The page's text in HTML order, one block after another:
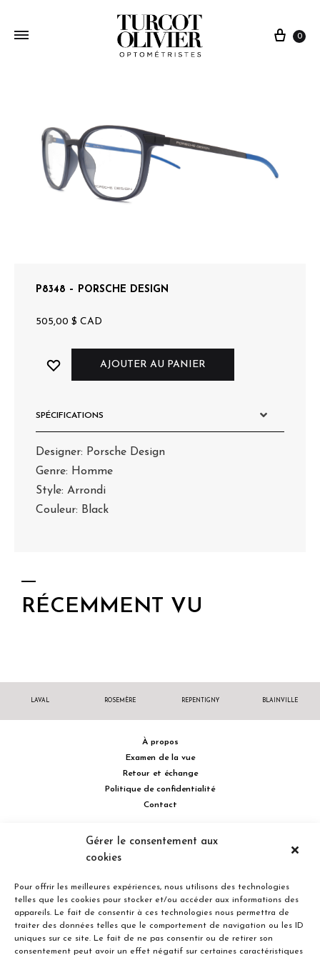
Gérer le consentement aux
cookies
Pour offrir les meilleures expériences, nous utilisons des technologies
telles que les cookies pour stocker et/ou accéder aux informations des
appareils. Le fait de consentir à ces technologies nous permettra de
traiter des données telles que le comportement de navigation ou les ID
uniques sur ce site. Le fait de ne pas consentir ou de retirer son
consentement peut avoir un effet négatif sur certaines caractéristiques
0
P8348 – PORSCHE DESIGN
505,00 $ CAD
AJOUTER AU PANIER
SPÉCIFICATIONS
Designer: Porsche Design
Genre: Homme
Style: Arrondi
Couleur: Black
RÉCEMMENT VU
LAVAL ROSEMÈRE REPENTIGNY BLAINVILLE
À propos
Examen de la vue
Retour et échange
Politique de confidentialité
Contact
514 732.0222
Concorde Est, Laval, Québec H7G 2E4 Canada
Entreprise familiale du Québec depuis plus de 40 ans.